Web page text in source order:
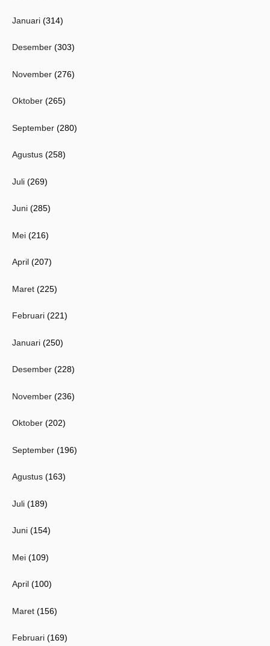
Januari (314)
Desember (303)
November (276)
Oktober (265)
September (280)
Agustus (258)
Juli (269)
Juni (285)
Mei (216)
April (207)
Maret (225)
Februari (221)
Januari (250)
Desember (228)
November (236)
Oktober (202)
September (196)
Agustus (163)
Juli (189)
Juni (154)
Mei (109)
April (100)
Maret (156)
Februari (169)